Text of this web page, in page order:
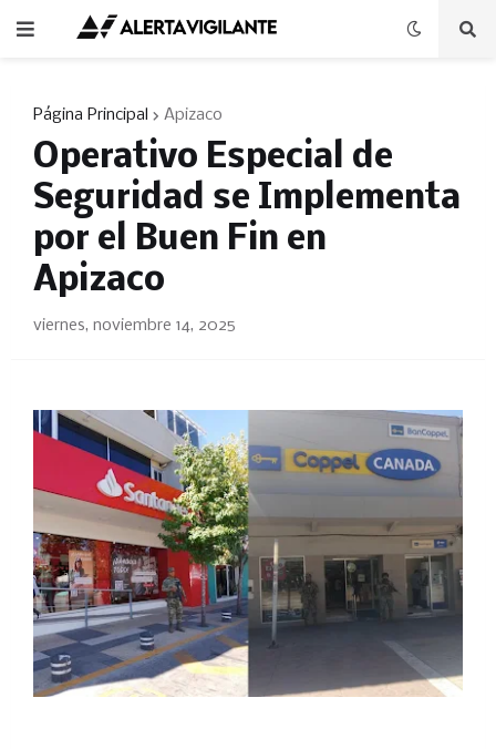
Página Principal Apizaco
Operativo Especial de
Seguridad se Implementa
por el Buen Fin en
Apizaco
viernes, noviembre 14, 2025